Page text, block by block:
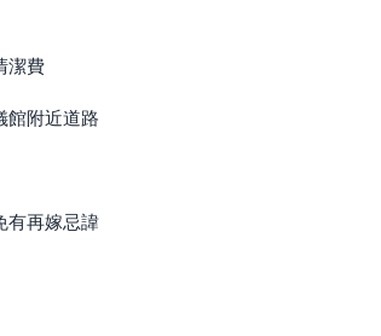
潔費
館附近道路
有再嫁忌諱